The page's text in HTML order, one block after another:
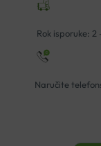
A30
količina
Rok isporuke: 2
Naručite